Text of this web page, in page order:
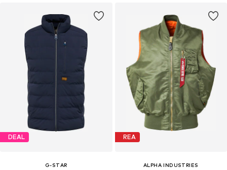
DEAL
G-STAR
REA
ALPHA INDUSTRIES